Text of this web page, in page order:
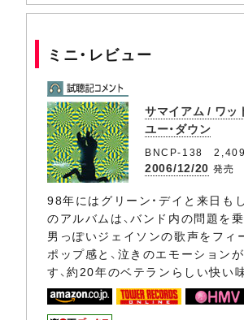
ミニ・レビュー
サマイアム / ワッ
ユー・ダウン
BNCP-138 2,409
2006/12/20 発売
98年にはグリーン・デイと来日も
のアルバムは、バンド内の問題を
男っぽいジェイソンの歌声をフィ
ポップ感と、泣きのエモーション
す、約20年のベテランらしい快い